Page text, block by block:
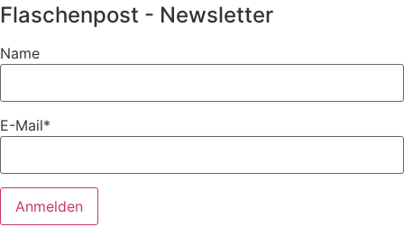
Flaschenpost - Newsletter
Name
E-Mail*